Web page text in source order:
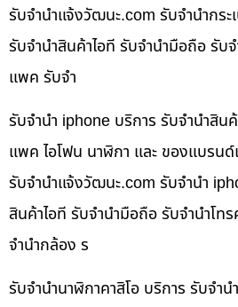
รับจํานําแจ้งวัฒนะ.com รับจำนำกระ
รับจำนำสินค้าไอที รับจำนำมือถือ รับ
แพค รับจำ
รับจำนำ iphone บริการ รับจำนำสิน
แพค ไอโฟน นาฬิกา และ ของแบรนด์
รับจํานําแจ้งวัฒนะ.com รับจำนำ
สินค้าไอที รับจำนำมือถือ รับจำนำโท
จำนำกล้อง ร
รับจำนำนาฬิกาคาสิโอ บริการ รับจำ